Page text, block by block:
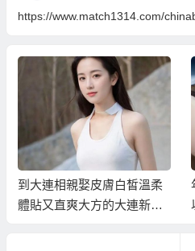
https://www.match1314.com/
到大連相親娶皮膚白皙溫柔
體貼又直爽大方的大連新